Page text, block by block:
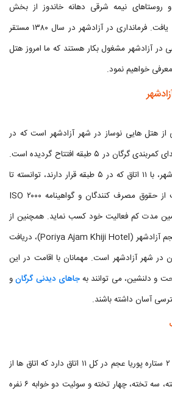
و روستاهای نیمه شرقی دهانه خاندوز از بخش
کوهسارات مینودشت وسعت یافت. فرمانداری در آزادشهر در سال ۱۳۸۰ مستقر
در آزادشهر مشغول بکار هستند که ما امروز هتل
خواهیم نمود.
از هتل هایی نوساز در شهر آزادشهر است که در
سال ۱۳۹۳ در میدان الله، ابتدای کمربندی گرگان در ۵ طبقه افتتاح گردیده است.
هتل ۲ ستاره پوریا عجم آزادشهر، با ۱۱ اتاق که در ۵ طبقه قرار دارند، توانسته تا
لوح تقدیر از سازمان حمایت از حقوق مصرف کنندگان و گواهینامه ۲۰۰۰ ISO
مدت کم فعالیت خود کسب نماید. همچنین از
دیگر ویژگی های هتل پوریا عجم آزادشهر (Poriya Ajam Khiji Hotel)، دریافت
شهر آزادشهر است. مهمانان با اقامت در این
و دلنشین، می توانند بهجاهای دیدنی گرگانو
آسان داشته باشند.
همانطور که اشاره کردیم هتل ۲ ستاره پوریا عجم در کل ۱۱ اتاق دارد که اتاق ها از
نظر تنوع به اتاق های؛ دو تخته، سه تخته، چهار تخته و سوئیت دو خوابه ۶ نفره